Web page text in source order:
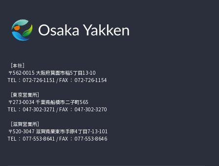
［本社］
〒562-0015 大阪府箕面市稲5丁目13-10
TEL ： 072-726-1151 / FAX ： 072-726-1154
［東京営業所］
〒273-0034 千葉県船橋市二子町565
TEL ： 047-302-3271 / FAX ： 047-302-3270
［滋賀営業所］
〒520-3047 滋賀県栗東市手原4丁目7-13-101
TEL ： 077-553-8641 / FAX ： 077-553-8646